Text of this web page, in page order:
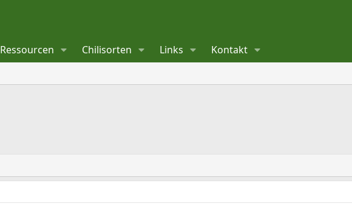
Ressourcen Chilisorten Links Kontakt